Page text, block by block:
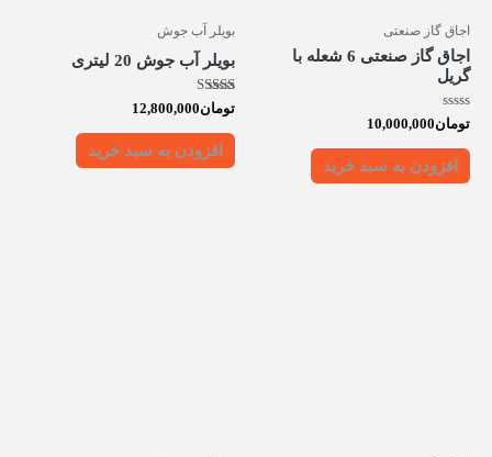
اجاق گاز صنعتی
اجاق گاز صنعتی 6 شعله با
گریل
امتیاز
0
از
تومان10,000,000
افزودن به سبد خرید
بویلر آب جوش
بویلر آب جوش 20 لیتری
امتیاز
5.00
از 5
تومان12,800,000
افزودن به سبد خرید